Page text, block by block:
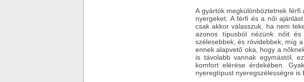
A gyártók megkülönböztetnek
nyergeket. A férfi és a női
csak akkor válasszuk, ha nem
azonos típusból nézünk nőit
szélesebbek, és rövidebbek, míg
ennek alapvető oka, hogy a
is távolabb vannak egymástól,
komfort elérése érdekében.
nyeregtípust nyeregszélességre is